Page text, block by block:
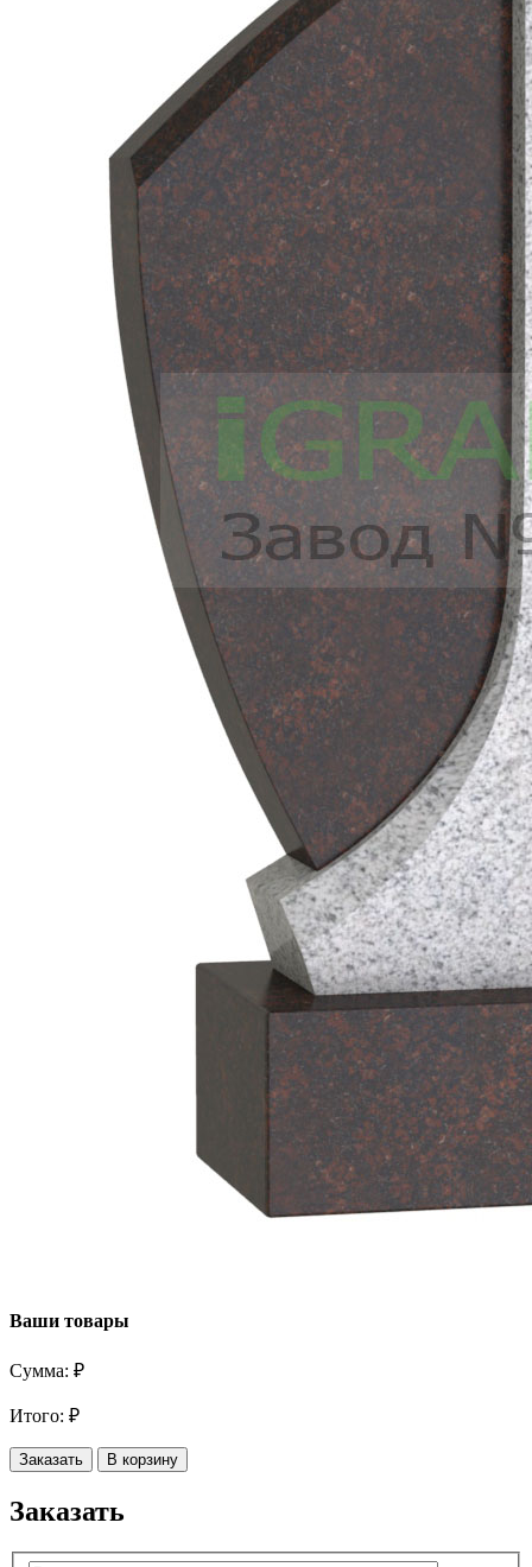
Ваши товары
Сумма: ₽
Итого: ₽
Заказать В корзину
Заказать